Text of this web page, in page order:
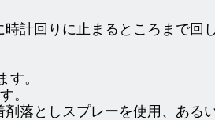
計回りに止まるところまで回
す。
。
落としスプレーを使用、ある